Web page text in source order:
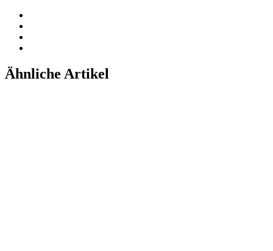
Ähnliche Artikel